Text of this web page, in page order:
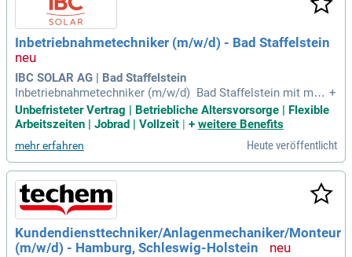
Inbetriebnahmetechniker (m/w/d) - Bad Staffelstein
IBC SOLAR AG | Bad Staffelstein
Inbetriebnahmetechniker (m/w/d) ​ Bad Staffelstein mit mob
iler Arbeit (anteilig) ​ unbefristet ​ Vollzeit, 40h/Woche Einleit
ung Die Energieerzeugung der Zukunft liegt in der Photovolt
+
Unbefristeter Vertrag | Betriebliche Altersvorsorge | Flexible
Arbeitszeiten | Jobrad | Vollzeit
+ weitere Benefits
mehr erfahren Heute veröffentlicht
Kundendiensttechniker/Anlagenmechaniker/Monteur
(m/w/d) - Hamburg, Schleswig-Holstein